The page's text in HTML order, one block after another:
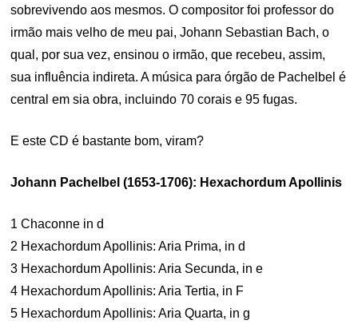
sobrevivendo aos mesmos. O compositor foi professor do
irmão mais velho de meu pai, Johann Sebastian Bach, o
qual, por sua vez, ensinou o irmão, que recebeu, assim,
sua influência indireta. A música para órgão de Pachelbel é
central em sia obra, incluindo 70 corais e 95 fugas.
E este CD é bastante bom, viram?
Johann Pachelbel (1653-1706): Hexachordum Apollinis
1 Chaconne in d
2 Hexachordum Apollinis: Aria Prima, in d
3 Hexachordum Apollinis: Aria Secunda, in e
4 Hexachordum Apollinis: Aria Tertia, in F
5 Hexachordum Apollinis: Aria Quarta, in g